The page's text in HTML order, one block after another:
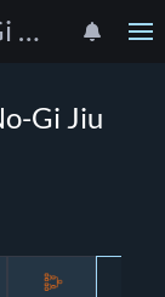
Spring Open 2026 Gi & No-Gi Jiu Jitsu
Gi Jiu